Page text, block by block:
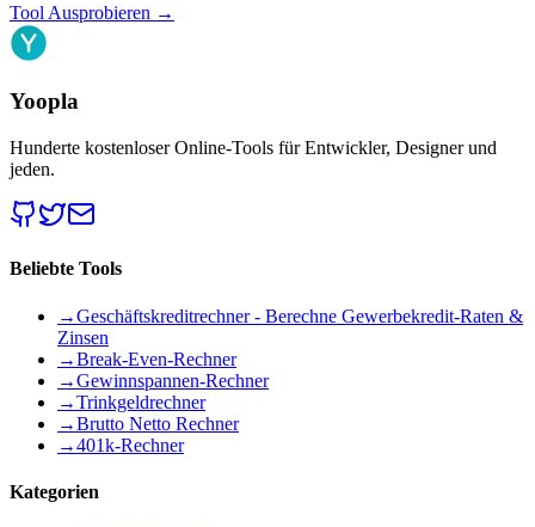
Tool Ausprobieren →
Yoopla
Hunderte kostenloser Online-Tools für Entwickler, Designer und
jeden.
Beliebte Tools
→Geschäftskreditrechner - Berechne Gewerbekredit-Raten &
Zinsen
→Break-Even-Rechner
→Gewinnspannen-Rechner
→Trinkgeldrechner
→Brutto Netto Rechner
→401k-Rechner
Kategorien